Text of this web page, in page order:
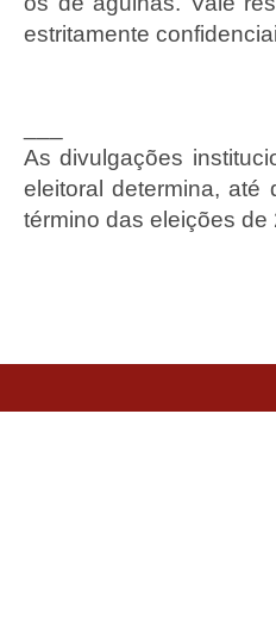
estritamente
As divulgações
eleitoral determina, até
término das eleições de